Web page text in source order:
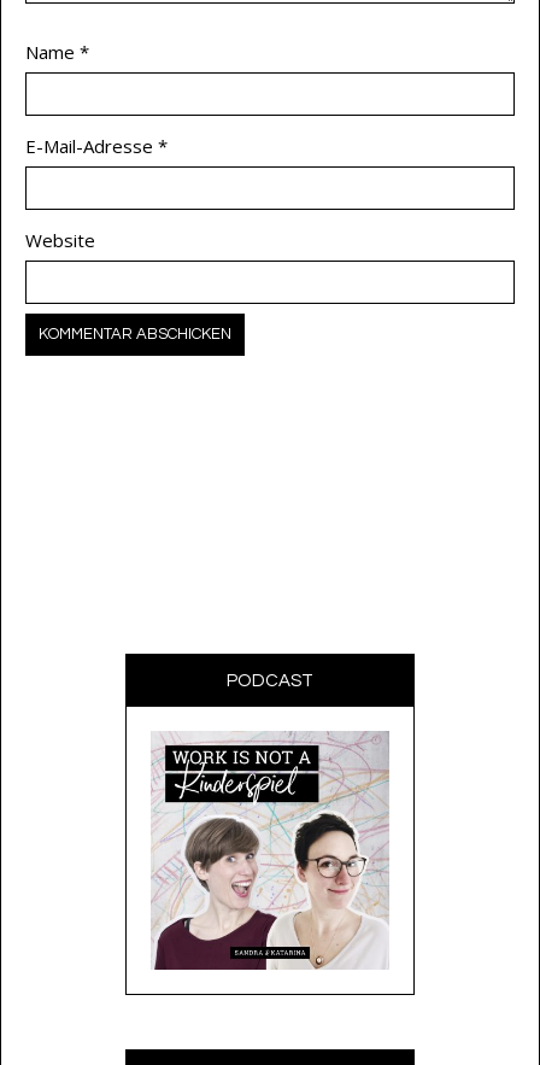
Name *
E-Mail-Adresse *
Website
PODCAST